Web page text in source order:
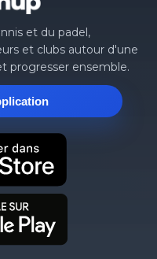
et du padel,
et clubs autour d'une
progresser ensemble.